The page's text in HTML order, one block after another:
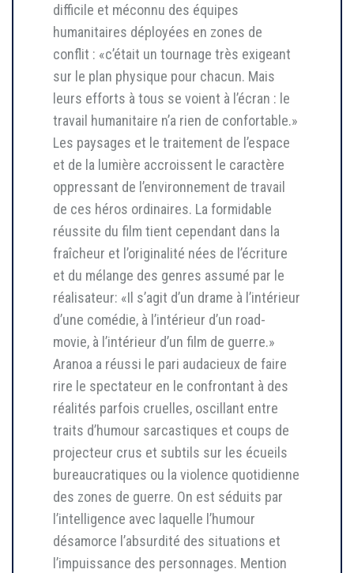
difficile et méconnu des équipes
humanitaires déployées en zones de
conflit : «c’était un tournage très exigeant
sur le plan physique pour chacun. Mais
leurs efforts à tous se voient à l’écran : le
travail humanitaire n’a rien de confortable.»
Les paysages et le traitement de l’espace
et de la lumière accroissent le caractère
oppressant de l’environnement de travail
de ces héros ordinaires. La formidable
réussite du film tient cependant dans la
fraîcheur et l’originalité nées de l’écriture
et du mélange des genres assumé par le
réalisateur: «Il s’agit d’un drame à l’intérieur
d’une comédie, à l’intérieur d’un road-
movie, à l’intérieur d’un film de guerre.»
Aranoa a réussi le pari audacieux de faire
rire le spectateur en le confrontant à des
réalités parfois cruelles, oscillant entre
traits d’humour sarcastiques et coups de
projecteur crus et subtils sur les écueils
bureaucratiques ou la violence quotidienne
des zones de guerre. On est séduits par
l’intelligence avec laquelle l’humour
désamorce l’absurdité des situations et
l’impuissance des personnages. Mention